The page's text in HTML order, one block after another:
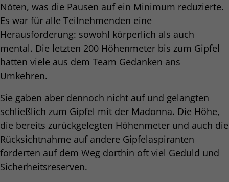
Nöten, was die Pausen auf ein Minimum reduzierte.
Es war für alle Teilnehmenden eine
Herausforderung: sowohl körperlich als auch
mental. Die letzten 200 Höhenmeter bis zum Gipfel
hatten viele aus dem Team Gedanken ans
Umkehren.
Sie gaben aber dennoch nicht auf und gelangten
schließlich zum Gipfel mit der Madonna. Die Höhe,
die bereits zurückgelegten Höhenmeter und auch die
Rücksichtnahme auf andere Gipfelaspiranten
forderten auf dem Weg dorthin oft viel Geduld und
Sicherheitsreserven.